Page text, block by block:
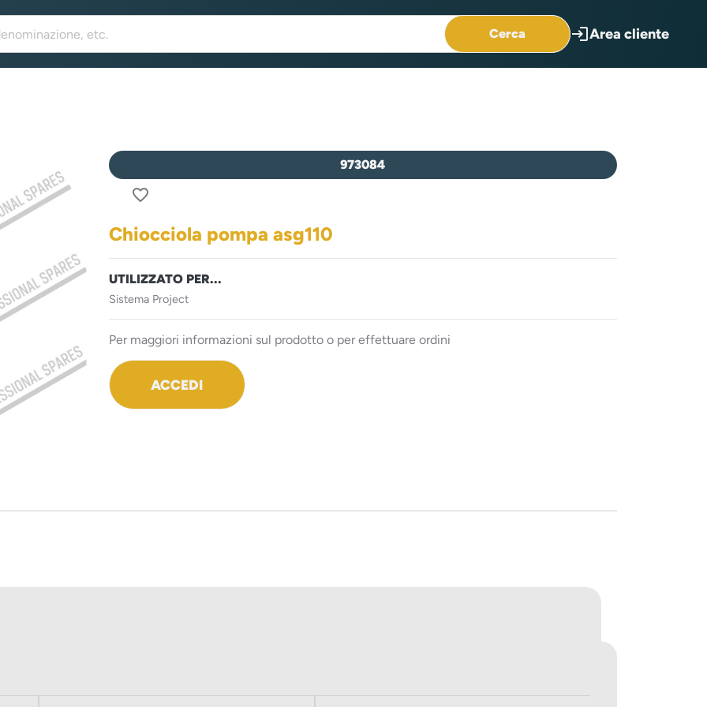
Cerca loginArea cliente
973084
favorite_border
Chiocciola pompa asg110
UTILIZZATO PER...
Sistema Project
Per maggiori informazioni sul prodotto o per effettuare ordini
ACCEDI